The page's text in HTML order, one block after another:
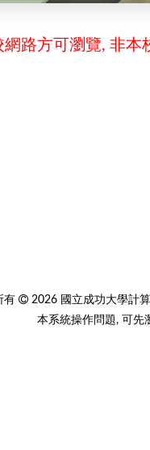
路方可瀏覽, 非本
有
2026 國立成功大學計
本系統操作問題, 可先